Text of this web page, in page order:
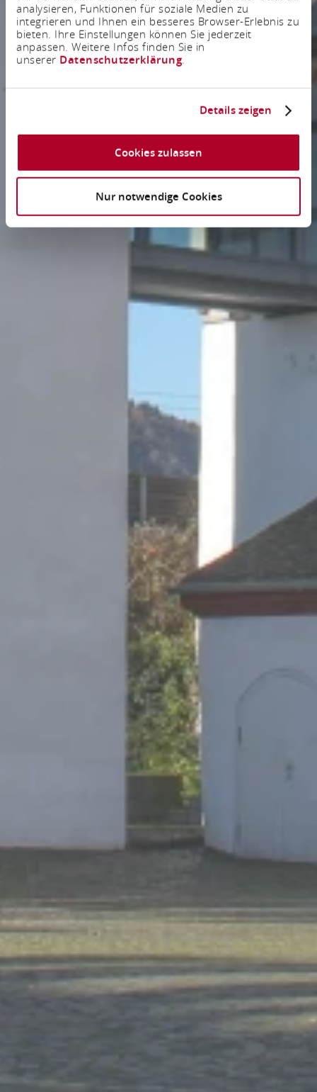
analysieren, Funktionen für soziale Medien zu
integrieren und Ihnen ein besseres Browser-Erlebnis zu
bieten. Ihre Einstellungen können Sie jederzeit
anpassen. Weitere Infos finden Sie in
unserer Datenschutzerklärung.
Details zeigen
Cookies zulassen
Nur notwendige Cookies